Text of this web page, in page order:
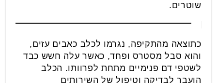
שוטרים.
כתוצאה מהתקיפה, נגרמו לכלב כאבים עזים,
והוא סבל מסטרס ופחד, כאשר עלה חשש כבד
לשטפי דם פנימיים מתחת לפרוותו. הכלב
הועבר לבדיקה וטיפול של השירותים